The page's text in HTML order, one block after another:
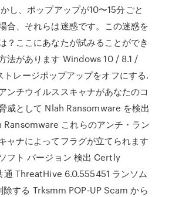
し、ポップアップが10〜15分ごと
合、それらは迷惑です。この迷惑を
？ここにあなたが試みることができ
法があります Windows 10 / 8.1 /
レージポップアップをオフにする.
ンチウイルススキャナがあなたのコ
威として Nlah Ransomware を検出
Ransomware これらのアンチ・ラン
ャナによってフラグが立てられます
フト バージョン 検出 Certly
通 ThreatHive 6.0.555451 ランソム
する Trksmm POP-UP Scam から